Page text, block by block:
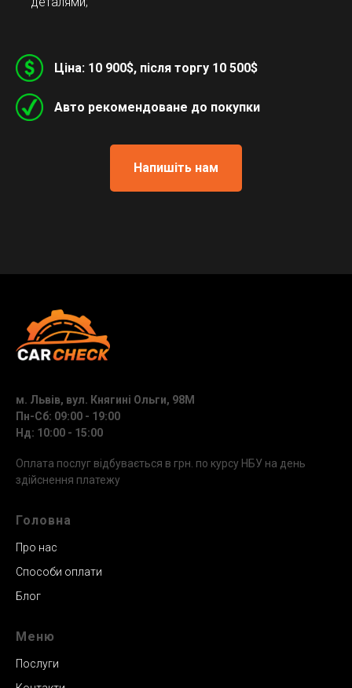
Ціна: 10 900$, після торгу 10 500$
Авто рекомендоване до покупки
Напишіть нам
м. Львів, вул. Княгині Ольги, 98М
Пн-Сб: 09:00 - 19:00
Нд: 10:00 - 15:00
Оплата послуг відбувається в грн. по курсу НБУ на день
здійснення платежу
Головна
Про нас
Способи оплати
Блог
Меню
Послуги